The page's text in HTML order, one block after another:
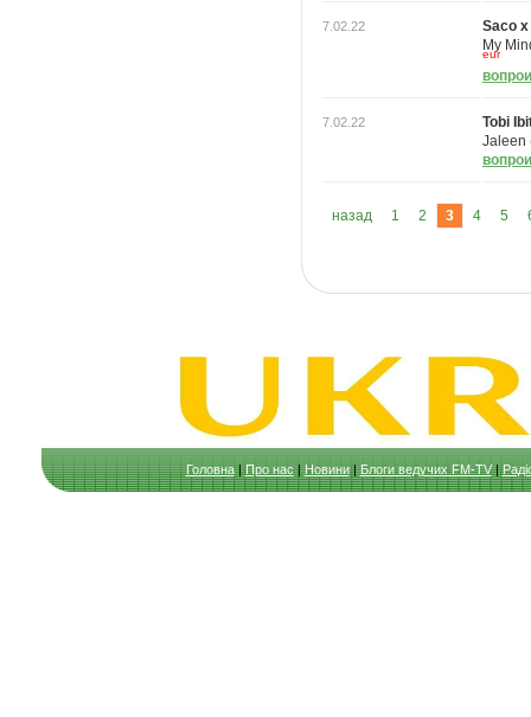
7.02.22
Saco
My
eur
7.02.22
Tobi
Jaleen
назад 1 2 3 4 5
Головна|Про нас|Новини|Блоги ведучих FM-TV|